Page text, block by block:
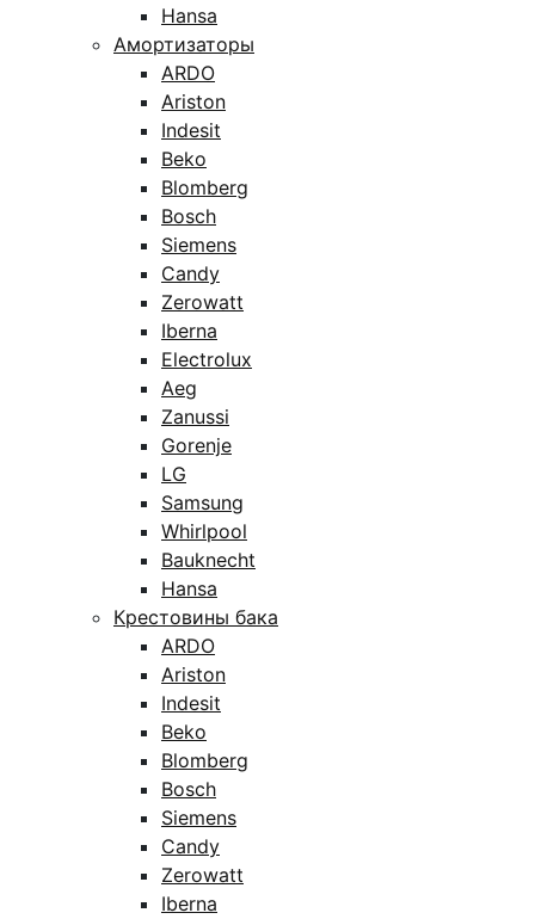
Hansa
Амортизаторы
ARDO
Ariston
Indesit
Beko
Blomberg
Bosch
Siemens
Candy
Zerowatt
Iberna
Electrolux
Aeg
Zanussi
Gorenje
LG
Samsung
Whirlpool
Bauknecht
Hansa
Крестовины бака
ARDO
Ariston
Indesit
Beko
Blomberg
Bosch
Siemens
Candy
Zerowatt
Iberna